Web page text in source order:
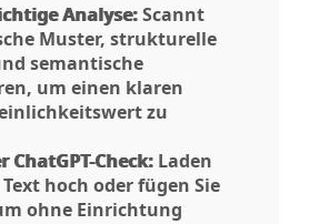
Analyse:Scannt
Muster, strukturelle
semantische
um einen klaren
zu
ChatGPT-Check: Laden
hoch oder fügen Sie
ohne Einrichtung